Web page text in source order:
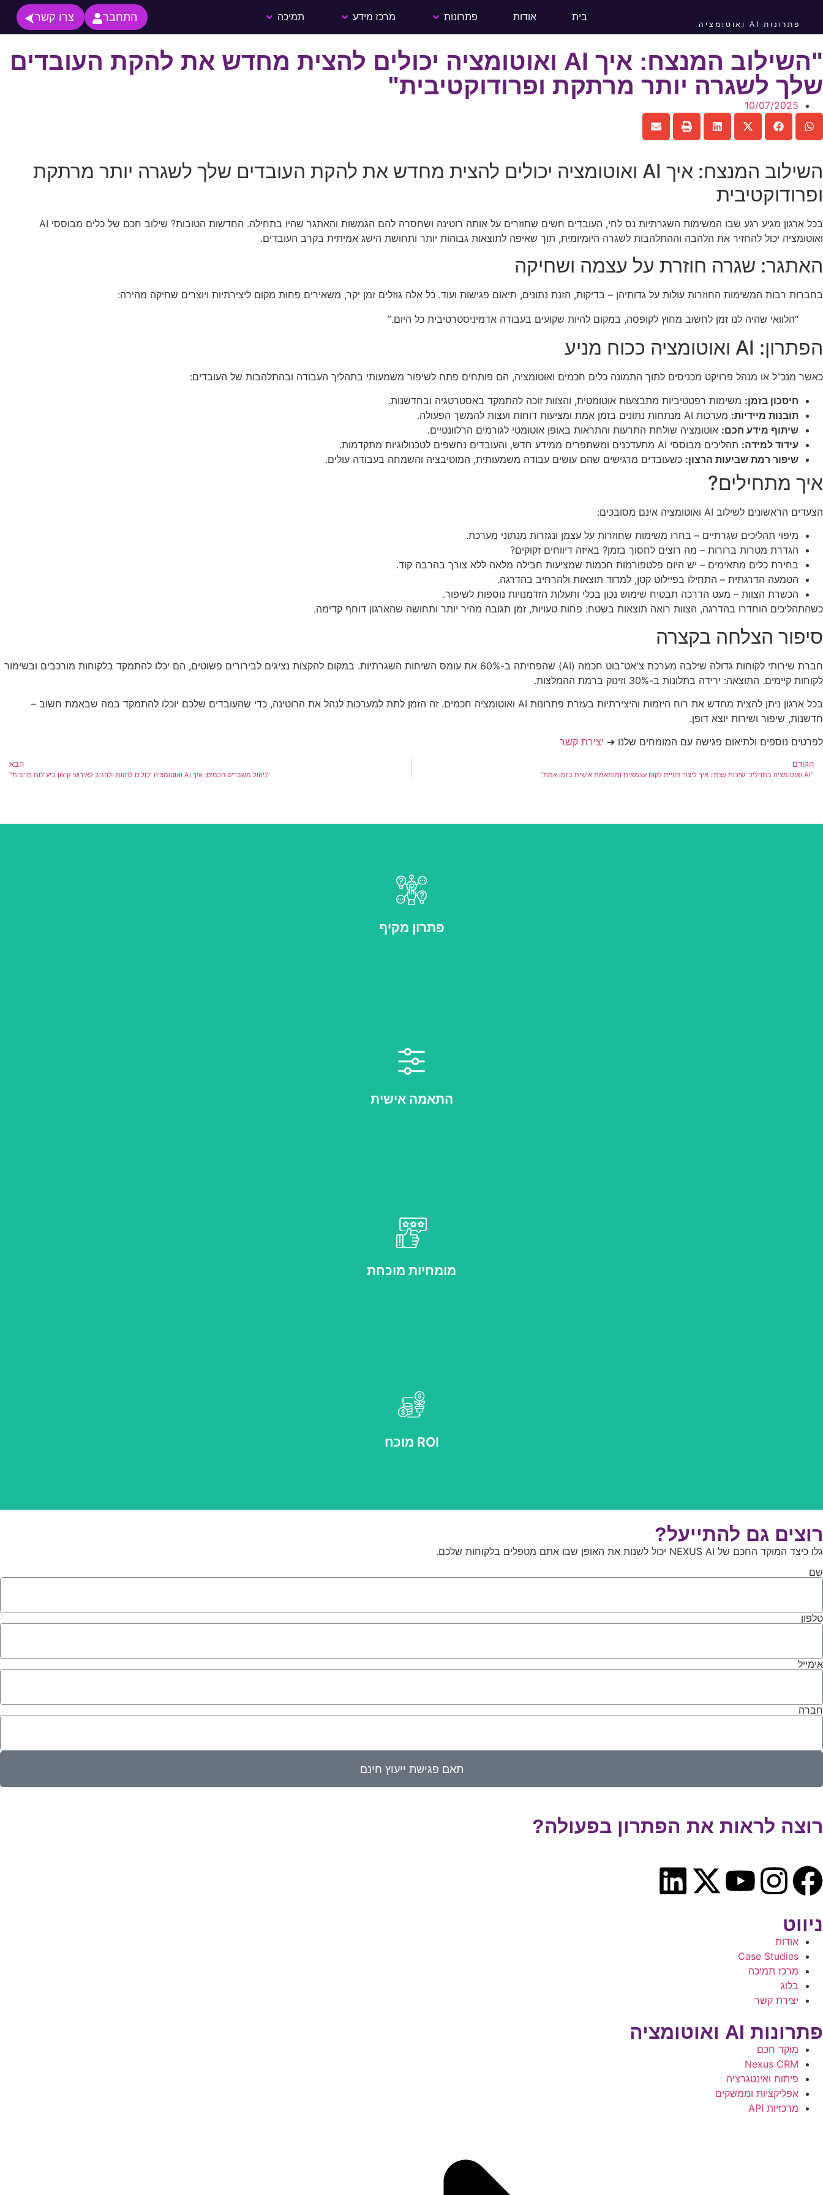
פתרונות AI ואוטומציה
בית אודות פתרונות מרכז מידע תמיכה התחבר צרו קשר
"השילוב המנצח: איך AI ואוטומציה יכולים להצית מחדש את להקת העובדים
שלך לשגרה יותר מרתקת ופרודוקטיבית"
10/07/2025
השילוב המנצח: איך AI ואוטומציה יכולים להצית מחדש את להקת העובדים שלך לשגרה יותר מרתקת
ופרודוקטיבית
בכל ארגון מגיע רגע שבו המשימות השגרתיות נס לחי, העובדים חשים שחוזרים על אותה רוטינה ושחסרה להם הגמשות והאתגר שהיו בתחילה. החדשות הטובות? שילוב חכם של כלים מבוססי AI
ואוטומציה יכול להחזיר את הלהבה וההתלהבות לשגרה היומיומית, תוך שאיפה לתוצאות גבוהות יותר ותחושת הישג אמיתית בקרב העובדים.
האתגר: שגרה חוזרת על עצמה ושחיקה
בחברות רבות המשימות החוזרות עולות על גדותיהן – בדיקות, הזנת נתונים, תיאום פגישות ועוד. כל אלה גוזלים זמן יקר, משאירים פחות מקום ליצירתיות ויוצרים שחיקה מהירה:
“הלוואי שהיה לנו זמן לחשוב מחוץ לקופסה, במקום להיות שקועים בעבודה אדמיניסטרטיבית כל היום.”
הפתרון: AI ואוטומציה ככוח מניע
כאשר מנכ"ל או מנהל פרויקט מכניסים לתוך התמונה כלים חכמים ואוטומציה, הם פותחים פתח לשיפור משמעותי בתהליך העבודה ובהתלהבות של העובדים:
חיסכון בזמן: משימות רפטטיביות מתבצעות אוטומטית, והצוות זוכה להתמקד באסטרטגיה ובחדשנות.
תובנות מיידיות: מערכות AI מנתחות נתונים בזמן אמת ומציעות דוחות ועצות להמשך הפעולה.
שיתוף מידע חכם: אוטומציה שולחת התרעות והתראות באופן אוטומטי לגורמים הרלוונטיים.
עידוד למידה: תהליכים מבוססי AI מתעדכנים ומשתפרים ממידע חדש, והעובדים נחשפים לטכנולוגיות מתקדמות.
שיפור רמת שביעות הרצון: כשעובדים מרגישים שהם עושים עבודה משמעותית, המוטיבציה והשמחה בעבודה עולים.
איך מתחילים?
הצעדים הראשונים לשילוב AI ואוטומציה אינם מסובכים:
מיפוי תהליכים שגרתיים – בחרו משימות שחוזרות על עצמן ונגזרות מנתוני מערכת.
הגדרת מטרות ברורות – מה רוצים לחסוך בזמן? באיזה דיווחים זקוקים?
בחירת כלים מתאימים – יש היום פלטפורמות חכמות שמציעות חבילה מלאה ללא צורך בהרבה קוד.
הטמעה הדרגתית – התחילו בפיילוט קטן, למדוד תוצאות ולהרחיב בהדרגה.
הכשרת הצוות – מעט הדרכה תבטיח שימוש נכון בכלי ותעלות הזדמנויות נוספות לשיפור.
כשהתהליכים הוחדרו בהדרגה, הצוות רואה תוצאות בשטח: פחות טעויות, זמן תגובה מהיר יותר ותחושה שהארגון דוחף קדימה.
סיפור הצלחה בקצרה
חברת שירותי לקוחות גדולה שילבה מערכת צ'אט־בוט חכמה (AI) שהפחיתה ב-60% את עומס השיחות השגרתיות. במקום להקצות נציגים לבירורים פשוטים, הם יכלו להתמקד בלקוחות מורכבים ובשימור
לקוחות קיימים. התוצאה: ירידה בתלונות ב-30% וזינוק ברמת ההמלצות.
בכל ארגון ניתן להצית מחדש את רוח היזמות והיצירתיות בעזרת פתרונות AI ואוטומציה חכמים. זה הזמן לתת למערכות לנהל את הרוטינה, כדי שהעובדים שלכם יוכלו להתמקד במה שבאמת חשוב –
חדשנות, שיפור ושירות יוצא דופן.
לפרטים נוספים ולתיאום פגישה עם המומחים שלנו ➔ יצירת קשר
הקודם
"AI ואוטומציה בתהליכי שירות עצמי: איך ליצור חוויית לקוח עצמאית ומותאמת אישית בזמן אמת"
הבא
"ניהול משברים חכמים: איך AI ואוטומציה יכולים לחזות ולהגיב לאירועי קיצון ביעילות מרבית"
פתרון מקיף
התאמה אישית
מומחיות מוכחת
ROI מוכח
רוצים גם להתייעל?
גלו כיצד המוקד החכם של NEXUS AI יכול לשנות את האופן שבו אתם מטפלים בלקוחות שלכם.
שם
טלפון
אימייל
חברה
תאם פגישת ייעוץ חינם
רוצה לראות את הפתרון בפעולה?
ניווט
אודות
Case Studies
מרכז תמיכה
בלוג
יצירת קשר
פתרונות AI ואוטומציה
מוקד חכם
Nexus CRM
פיתוח ואינטגרציה
אפליקציות וממשקים
מרכזיות API